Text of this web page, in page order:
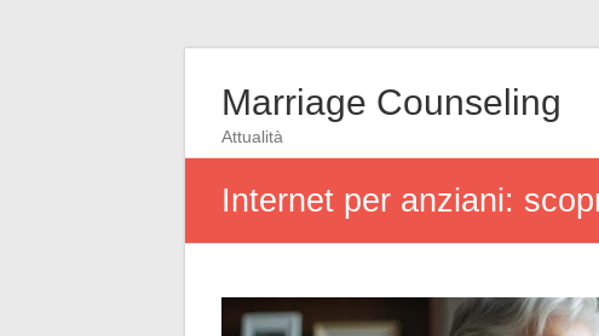
Marriage Counseling
Attualità
Internet per anziani: